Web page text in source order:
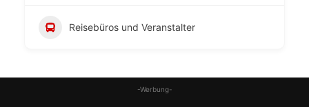
Reisebüros und Veranstalter
-Werbung-